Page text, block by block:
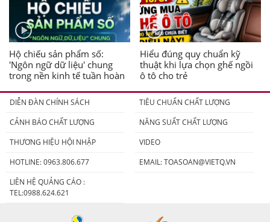
Hộ chiếu sản phẩm số:
'Ngôn ngữ dữ liệu' chung
trong nền kinh tế tuần hoàn
Hiểu đúng quy chuẩn kỹ
thuật khi lựa chọn ghế ngồi
ô tô cho trẻ
DIỄN ĐÀN CHÍNH SÁCH
TIÊU CHUẨN CHẤT LƯỢNG
CẢNH BÁO CHẤT LƯỢNG
NĂNG SUẤT CHẤT LƯỢNG
THƯƠNG HIỆU HỘI NHẬP
VIDEO
HOTLINE: 0963.806.677
EMAIL:TOASOAN@VIETQ.VN
LIÊN HỆ QUẢNG CÁO :
TEL:0988.624.621